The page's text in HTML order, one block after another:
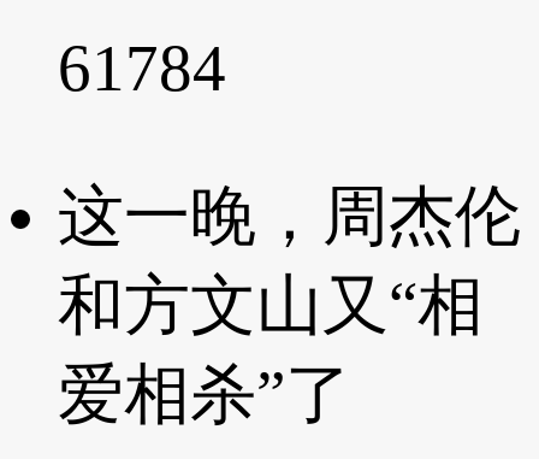
61784
这一晚，周杰伦
和方文山又“相
爱相杀”了